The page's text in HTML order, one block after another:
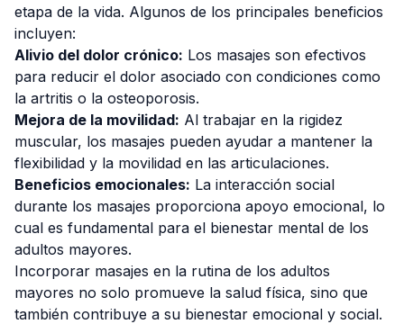
etapa de la vida. Algunos de los principales beneficios
incluyen:
Alivio del dolor crónico: Los masajes son efectivos
para reducir el dolor asociado con condiciones como
la artritis o la osteoporosis.
Mejora de la movilidad: Al trabajar en la rigidez
muscular, los masajes pueden ayudar a mantener la
flexibilidad y la movilidad en las articulaciones.
Beneficios emocionales: La interacción social
durante los masajes proporciona apoyo emocional, lo
cual es fundamental para el bienestar mental de los
adultos mayores.
Incorporar masajes en la rutina de los adultos
mayores no solo promueve la salud física, sino que
también contribuye a su bienestar emocional y social.